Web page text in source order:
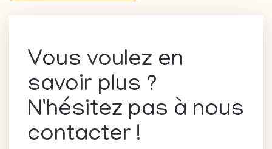
Vous voulez en
savoir plus ?
N'hésitez pas à nous
contacter !